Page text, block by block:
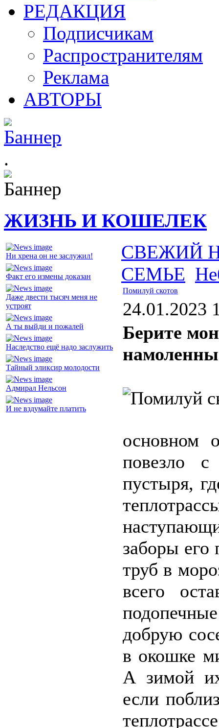
РЕДАКЦИЯ
Подписчикам
Распространителям
Реклама
АВТОРЫ
.
ЖИЗНЬ И КОШЕЛЕК
Ни хрена он не заслужил!
Факт его измены доказан
Даже двести тысяч меня не
устроят
А ты выйди и пожалей
Наследство ещё надо заслужить
Тайный эликсир молодости
Адмирал Нельсон
И не вздумайте платить
СВЕЖИЙ
СЕМЬЕ
Помилуй скотов
24.01.2023
Берите
основном
повезло с
пустыря,
заборы его
труб в
всего
добрую
в окошке
А зимой
если